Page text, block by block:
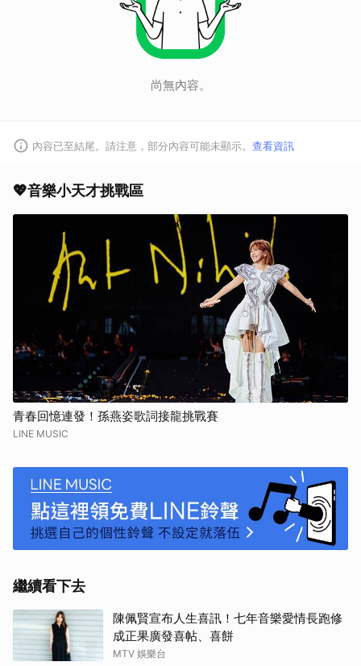
尚無內容。
內容已至結尾。請注意，部分內容可能未顯示。 查看資訊
💖音樂小天才挑戰區
青春回憶連發！孫燕姿歌詞接龍挑戰賽
LINE MUSIC
繼續看下去
陳佩賢宣布人生喜訊！七年音樂愛情長跑修
成正果廣發喜帖、喜餅
MTV 娛樂台